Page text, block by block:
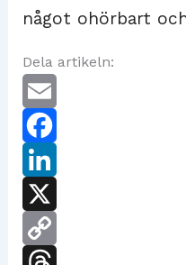
något ohörbart
Dela artikeln:
E
m
F
cX